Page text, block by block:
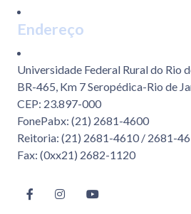
Endereço
Universidade Federal Rural do Rio
BR-465, Km 7 Seropédica-Rio de
CEP: 23.897-000
FonePabx: (21) 2681-4600
Reitoria: (21) 2681-4610 / 2681-
Fax: (0xx21) 2682-1120